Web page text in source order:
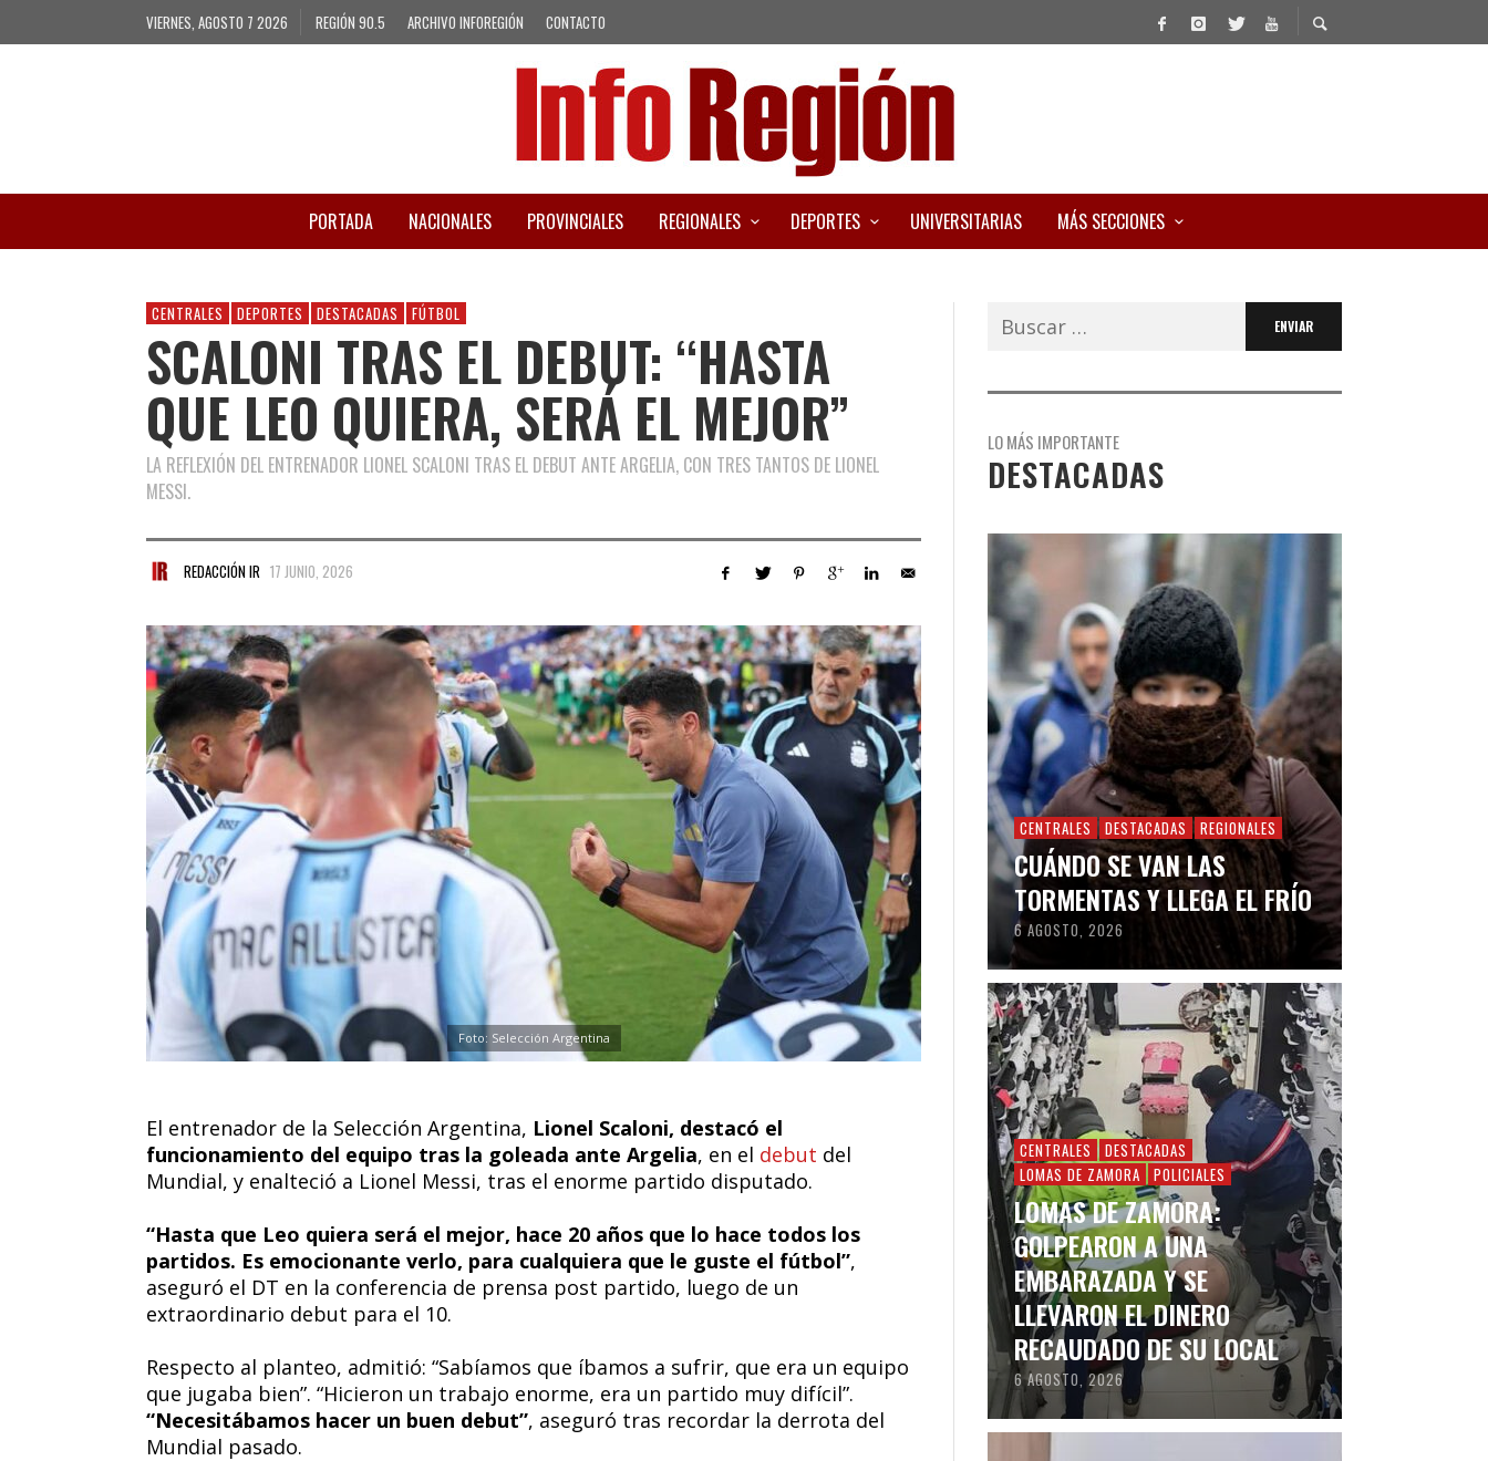
VIERNES, AGOSTO 7 2026 REGIÓN 90.5 ARCHIVO INFOREGIÓN CONTACTO
PORTADA NACIONALES PROVINCIALES REGIONALES DEPORTES UNIVERSITARIAS MÁS SECCIONES
CENTRALES DEPORTES DESTACADAS FÚTBOL
SCALONI TRAS EL DEBUT: “HASTA
QUE LEO QUIERA, SERÁ EL MEJOR”
LA REFLEXIÓN DEL ENTRENADOR LIONEL SCALONI TRAS EL DEBUT ANTE ARGELIA, CON TRES TANTOS DE LIONEL
MESSI.
REDACCIÓN IR 17 JUNIO, 2026
Foto: Selección Argentina
El entrenador de la Selección Argentina, Lionel Scaloni, destacó el
funcionamiento del equipo tras la goleada ante Argelia, en el debut del
Mundial, y enalteció a Lionel Messi, tras el enorme partido disputado.
“Hasta que Leo quiera será el mejor, hace 20 años que lo hace todos los
partidos. Es emocionante verlo, para cualquiera que le guste el fútbol”,
aseguró el DT en la conferencia de prensa post partido, luego de un
extraordinario debut para el 10.
Respecto al planteo, admitió: “Sabíamos que íbamos a sufrir, que era un equipo
que jugaba bien”. “Hicieron un trabajo enorme, era un partido muy difícil”.
“Necesitábamos hacer un buen debut”, aseguró tras recordar la derrota del
Mundial pasado.
Buscar:
LO MÁS IMPORTANTE
DESTACADAS
CENTRALES DESTACADAS REGIONALES
CUÁNDO SE VAN LAS
TORMENTAS Y LLEGA EL FRÍO
6 AGOSTO, 2026
CENTRALES
DESTACADAS
LOMAS DE ZAMORA
POLICIALES
LOMAS DE ZAMORA:
GOLPEARON A UNA
EMBARAZADA Y SE
LLEVARON EL DINERO
RECAUDADO DE SU LOCAL
6 AGOSTO, 2026